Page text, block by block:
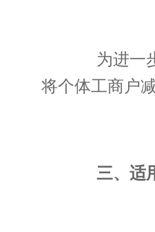
为进一步
将个体工商户
三、适用